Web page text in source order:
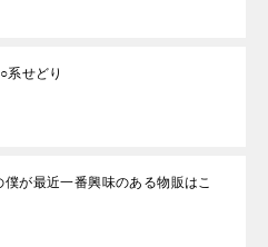
系せどり
僕が最近一番興味のある物販はこ